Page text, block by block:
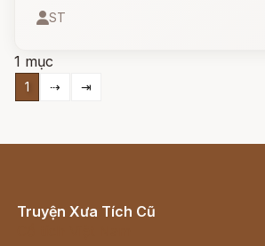
máu của nó hóa thành những
ST
1 mục
1 ⇢ ⇥
Truyện Xưa Tích Cũ